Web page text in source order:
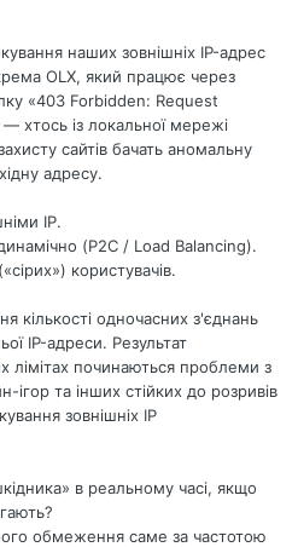
наших зовнішніх IP-адрес
OLX, який працює через
«403 Forbidden: Request
хтось із локальної мережі
сайтів бачать аномальну
адресу.
IP.
(P2C / Load Balancing).
користувачів.
кількості одночасних з'єднань
IP-адреси. Результат
лімітах починаються проблеми з
ігор та інших стійких до розривів
зовнішніх IP
в реальному часі, якщо
обмеження саме за частотою